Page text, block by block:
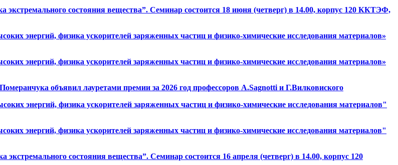
состояния вещества”. Семинар состоится 18 июня (четверг) в 14.00, корпус 120 ККТЭФ,
энергий, физика ускорителей заряженных частиц и физико-химические исследования материалов»
энергий, физика ускорителей заряженных частиц и физико-химические исследования материалов»
объявил лауретами премии за 2026 год профессоров А.Sagnotti и Г.Вилковиского
энергий, физика ускорителей заряженных частиц и физико-химические исследования материалов"
энергий, физика ускорителей заряженных частиц и физико-химические исследования материалов"
состояния вещества”. Семинар состоится 16 апреля (четверг) в 14.00, корпус 120